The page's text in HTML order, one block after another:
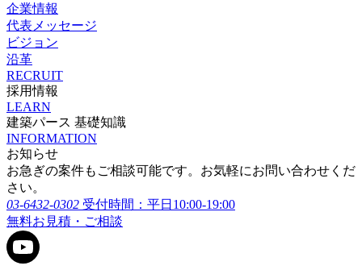
企業情報
代表メッセージ
ビジョン
沿革
RECRUIT
採用情報
LEARN
建築パース 基礎知識
INFORMATION
お知らせ
お急ぎの案件もご相談可能です。お気軽にお問い合わせくだ
さい。
03-6432-0302 受付時間：平日10:00-19:00
無料お見積・ご相談